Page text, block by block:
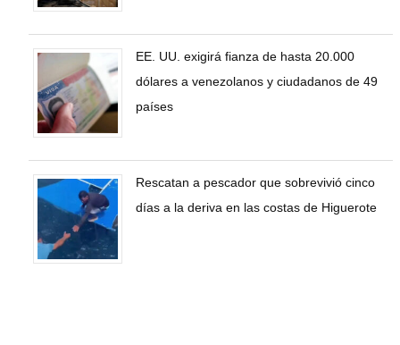
EE. UU. exigirá fianza de hasta 20.000
dólares a venezolanos y ciudadanos de 49
países
Rescatan a pescador que sobrevivió cinco
días a la deriva en las costas de Higuerote